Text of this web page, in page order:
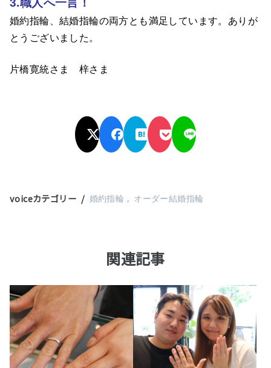
婚約指輪、結婚指輪の両方とも満足しています。ありが
とうございました。
片橋寛統さま 梓さま
voiceカテゴリー 婚約指輪 オーダー結婚指輪
関連記事